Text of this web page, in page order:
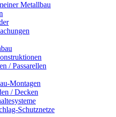
Metallbau
/ Passarellen
Montagen
/ Decken
Schutznetze